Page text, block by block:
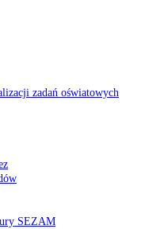
zadań oświatowych
SEZAM